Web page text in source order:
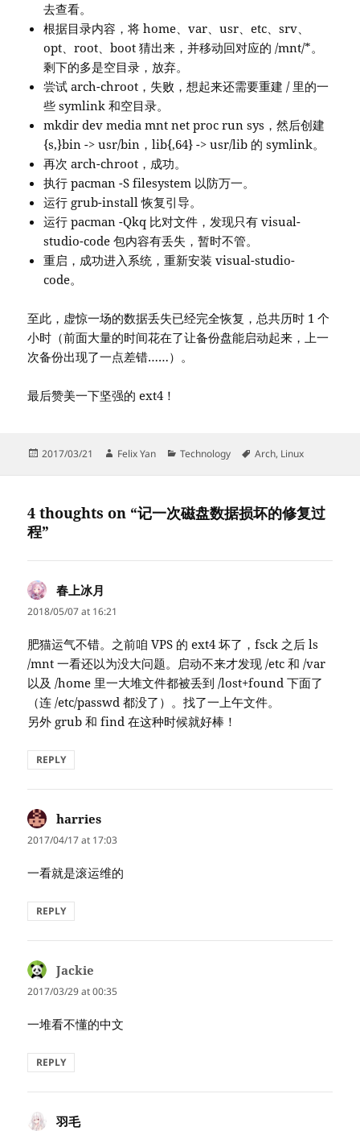
去查看。
根据目录内容，将 home、var、usr、etc、srv、
opt、root、boot 猜出来，并移动回对应的 /mnt/*。
剩下的多是空目录，放弃。
尝试 arch-chroot，失败，想起来还需要重建 / 里的一
些 symlink 和空目录。
mkdir dev media mnt net proc run sys，然后创建
{s,}bin -> usr/bin，lib{,64} -> usr/lib 的 symlink。
再次 arch-chroot，成功。
执行 pacman -S filesystem 以防万一。
运行 grub-install 恢复引导。
运行 pacman -Qkq 比对文件，发现只有 visual-
studio-code 包内容有丢失，暂时不管。
重启，成功进入系统，重新安装 visual-studio-
code。
至此，虚惊一场的数据丢失已经完全恢复，总共历时 1 个
小时（前面大量的时间花在了让备份盘能启动起来，上一
次备份出现了一点差错……）。
最后赞美一下坚强的 ext4！
Posted
2017/03/21 Author
Felix Yan Categories
Technology Tags
Arch, Linux
4 thoughts on “记一次磁盘数据损坏的修复过
程”
春上冰月
2018/05/07 at 16:21
肥猫运气不错。之前咱 VPS 的 ext4 坏了，fsck 之后 ls
/mnt 一看还以为没大问题。启动不来才发现 /etc 和 /var
以及 /home 里一大堆文件都被丢到 /lost+found 下面了
（连 /etc/passwd 都没了）。找了一上午文件。
另外 grub 和 find 在这种时候就好棒！
REPLY
harries
2017/04/17 at 17:03
一看就是滚运维的
REPLY
Jackie
2017/03/29 at 00:35
一堆看不懂的中文
REPLY
羽毛says: